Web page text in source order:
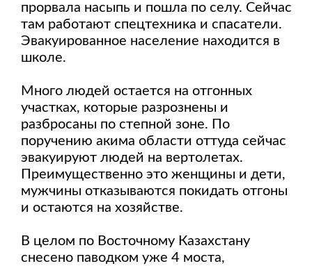
прорвала насыпь и пошла по селу. Сейчас
там работают спецтехника и спасатели.
Эвакуированное население находится в
школе.
Много людей остается на отгонных
участках, которые разрознены и
разбросаны по степной зоне. По
поручению акима области оттуда сейчас
эвакуируют людей на вертолетах.
Преимущественно это женщины и дети,
мужчины отказываются покидать отгоны
и остаются на хозяйстве.
В целом по Восточному Казахстану
снесено паводком уже 4 моста,